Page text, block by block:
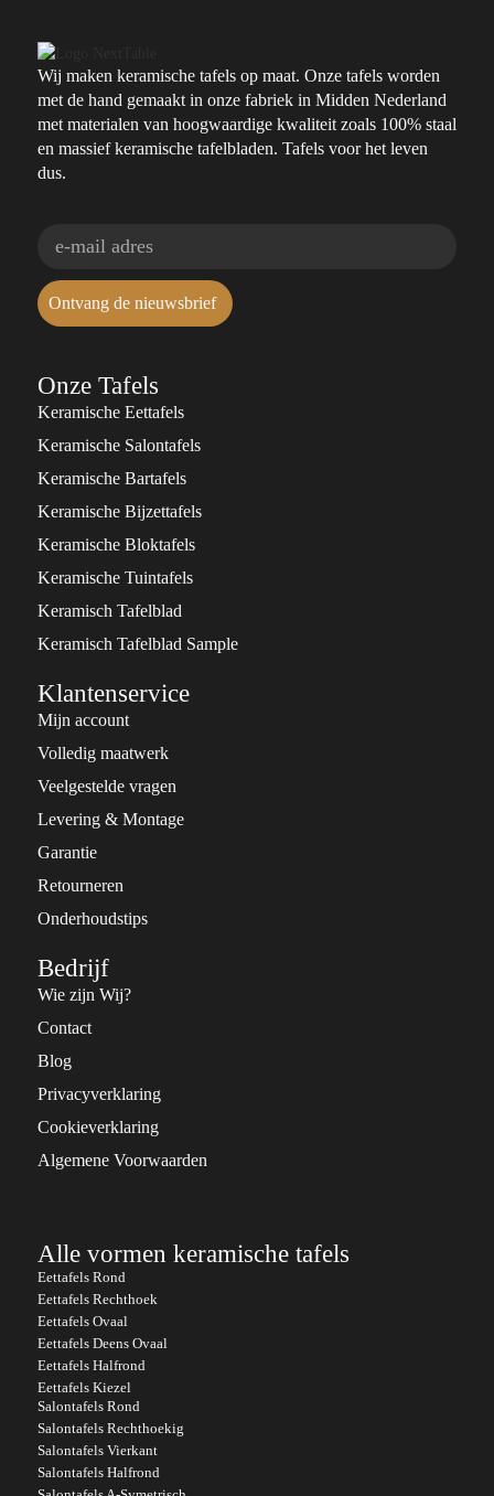
Ontvang de nieuwsbrief
Wij maken keramische tafels op maat. Onze tafels worden
met de hand gemaakt in onze fabriek in Midden Nederland
met materialen van hoogwaardige kwaliteit zoals 100% staal
en massief keramische tafelbladen. Tafels voor het leven
dus.
Onze Tafels
Keramische Eettafels
Keramische Salontafels
Keramische Bartafels
Keramische Bijzettafels
Keramische Bloktafels
Keramische Tuintafels
Keramisch Tafelblad
Keramisch Tafelblad Sample
Klantenservice
Mijn account
Volledig maatwerk
Veelgestelde vragen
Levering & Montage
Garantie
Retourneren
Onderhoudstips
Bedrijf
Wie zijn Wij?
Contact
Blog
Privacyverklaring
Cookieverklaring
Algemene Voorwaarden
Alle vormen keramische tafels
Eettafels Rond
Eettafels Rechthoek
Eettafels Ovaal
Eettafels Deens Ovaal
Eettafels Halfrond
Eettafels Kiezel
Salontafels Rond
Salontafels Rechthoekig
Salontafels Vierkant
Salontafels Halfrond